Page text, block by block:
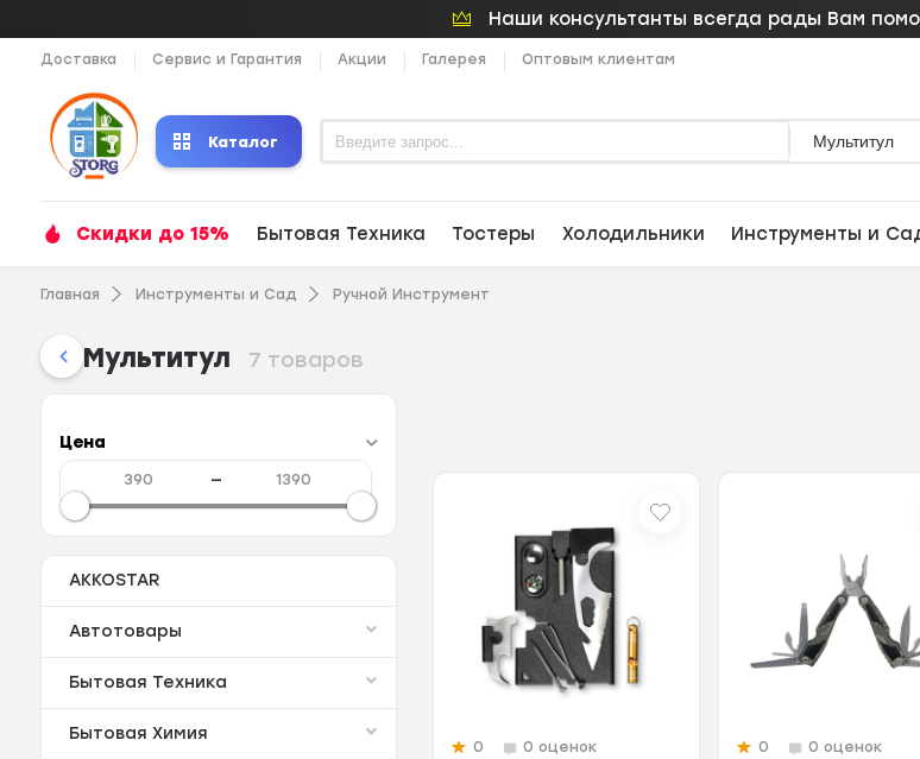
Наши консультанты всегда рады Вам
Доставка Сервис и Гарантия Акции Галерея Оптовым клиентам
Каталог Мультитул
Скидки до 15% Бытовая Техника Тостеры Холодильники Инструменты и
Главная Инструменты и Сад Ручной Инструмент
Мультитул 7 товаров
Цена
—
AKKOSTAR
Автотовары
Бытовая Техника
Бытовая Химия
0 0 оценок 0 0 оценок